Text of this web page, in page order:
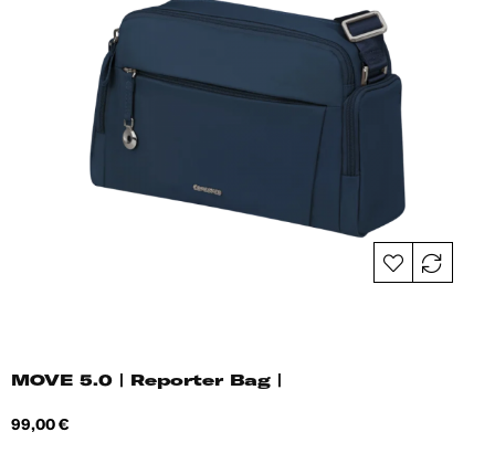
MOVE 5.0 | Reporter Bag |
Hind
99,00 €